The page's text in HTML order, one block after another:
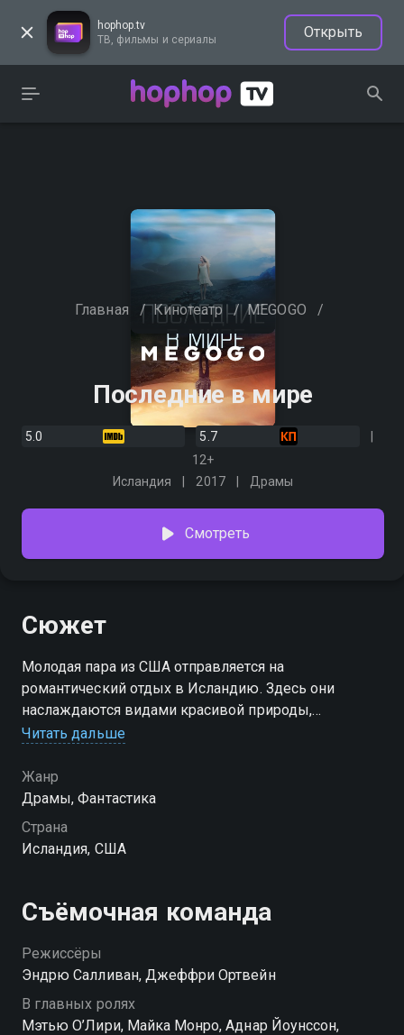
hophop.tv
ТВ, фильмы и сериалы
Открыть
Главная / Кинотеатр / MEGOGO /
Последние в мире
5.0
5.7
12+
Исландия
2017 Драмы
Смотреть
Сюжет
Молодая пара из США отправляется на
романтический отдых в Исландию. Здесь они
наслаждаются видами красивой природы,
северного сияния и теплым бризом гейзеров.
неожиданно понимают, что все люди на планете
бесследно исчезли.
Читать дальше
Жанр
Драмы, Фантастика
Страна
Исландия, США
Съёмочная команда
Режиссёры
Эндрю Салливан, Джеффри Ортвейн
В главных ролях
Мэтью О’Лири, Майка Монро, Аднар Йоунссон,